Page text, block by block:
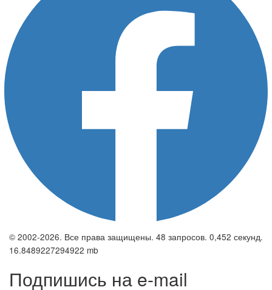
© 2002-2026. Все права защищены. 48 запросов. 0,452 секунд.
16.8489227294922 mb
Подпишись на e-mail